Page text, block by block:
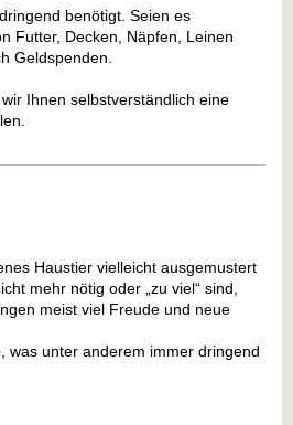
benötigt. Seien es
Futter, Decken, Näpfen, Leinen
Geldspenden.
Ihnen selbstverständlich eine
Haustier vielleicht ausgemustert
mehr nötig oder „zu viel“ sind,
meist viel Freude und neue
was unter anderem immer dringend